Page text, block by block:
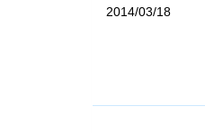
2014/03/18